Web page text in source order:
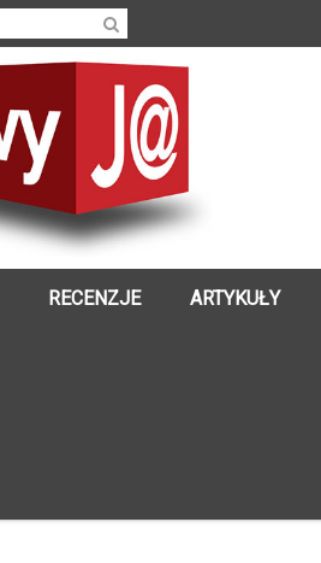
RECENZJE ARTYKUŁY